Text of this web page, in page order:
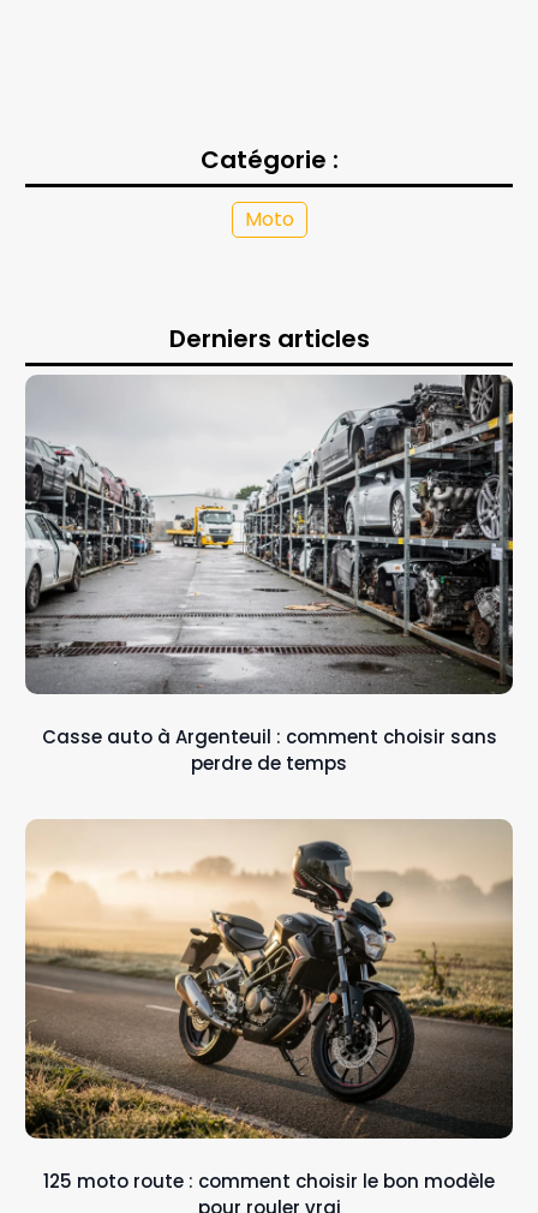
Catégorie :
Moto
Derniers articles
Casse auto à Argenteuil : comment choisir sans
perdre de temps
125 moto route : comment choisir le bon modèle
pour rouler vrai